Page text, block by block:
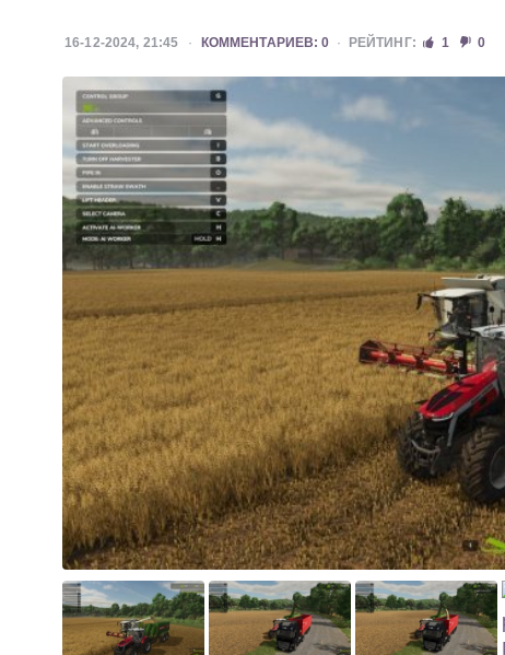
16-12-2024, 21:45 КОММЕНТАРИЕВ: 0 РЕЙТИНГ: 1 0